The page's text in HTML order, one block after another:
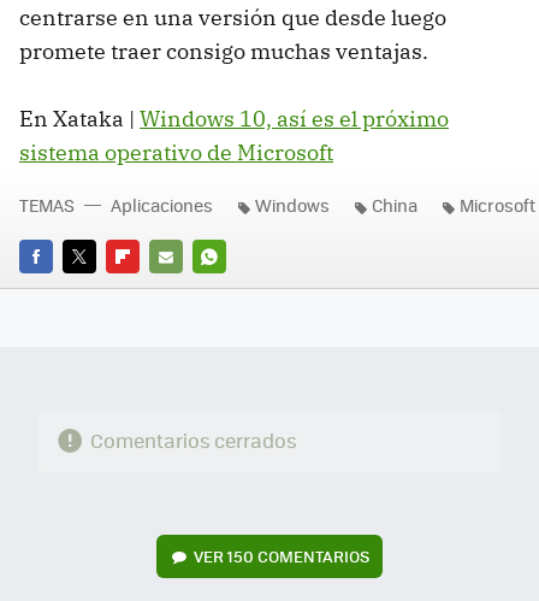
centrarse en una versión que desde luego
promete traer consigo muchas ventajas.
En Xataka | Windows 10, así es el próximo
sistema operativo de Microsoft
FACEBOOK
TWITTERFLIPBOARD
E-
WHATSAPP
TEMAS Aplicaciones Windows China Microsoft
Comentarios cerrados
VER 150 COMENTARIOS